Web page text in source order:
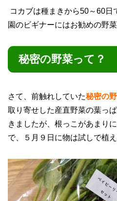
コカブは種まきから50～60日
園のビギナーにはお勧めの野菜
秘密の野菜って？
さて、前触れしていた秘密の
取り寄せした産直野菜の葉っ
きましたが、根っこがあまり
で、５月９日に物は試しで植